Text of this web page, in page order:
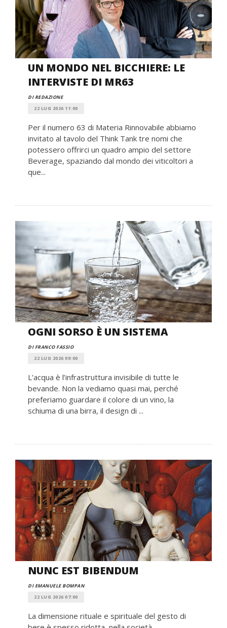
UN MONDO NEL BICCHIERE: LE
INTERVISTE DI MR63
DI REDAZIONE
22 LUG 2026 11:00
Per il numero 63 di Materia Rinnovabile abbiamo
invitato al tavolo del Think Tank tre nomi che
potessero offrirci un quadro ampio del settore
Beverage, spaziando dal mondo dei viticoltori a
que...
OGNI SORSO È UN SISTEMA
DI FRANCO FASSIO
22 LUG 2026 09:00
L’acqua è l’infrastruttura invisibile di tutte le
bevande. Non la vediamo quasi mai, perché
preferiamo guardare il colore di un vino, la
schiuma di una birra, il design di ...
NUNC EST BIBENDUM
DI EMANUELE BOMPAN
22 LUG 2026 07:00
La dimensione rituale e spirituale del gesto di